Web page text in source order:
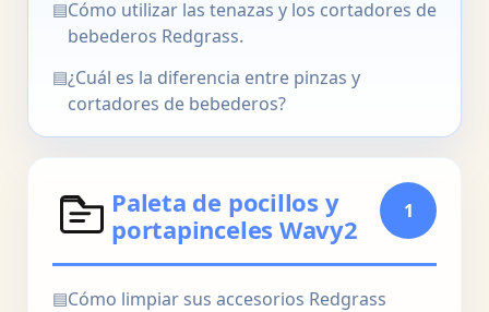
▤Cómo utilizar las tenazas y los cortadores de
bebederos Redgrass.
▤¿Cuál es la diferencia entre pinzas y
cortadores de bebederos?
Paleta de pocillos y
portapinceles Wavy2
1
▤Cómo limpiar sus accesorios Redgrass